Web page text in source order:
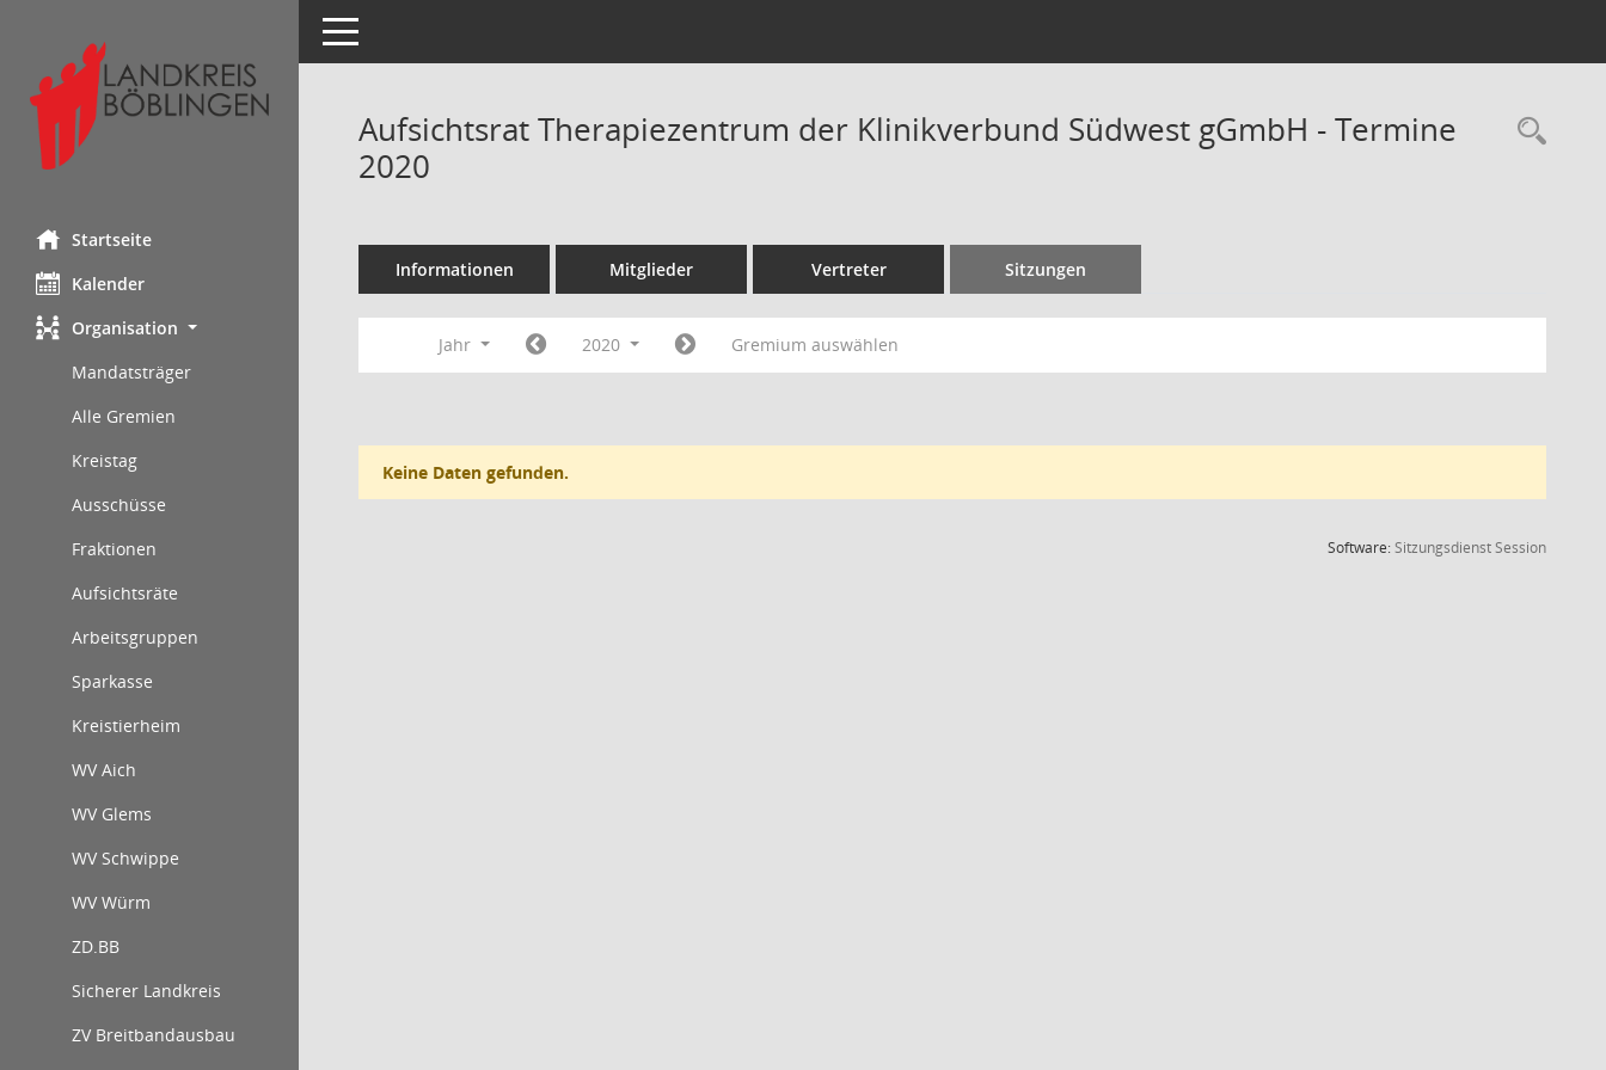
Startseite
Kalender
Organisation
Mandatsträger
Alle Gremien
Kreistag
Ausschüsse
Fraktionen
Aufsichtsräte
Arbeitsgruppen
Sparkasse
Kreistierheim
WV Aich
WV Glems
WV Schwippe
WV Würm
ZD.BB
Sicherer Landkreis
ZV Breitbandausbau
Toggle navigation
Aufsichtsrat Therapiezentrum der Klinikverbund Südwest gGmbH - Termine
2020
Informationen Mitglieder Vertreter Sitzungen
Jahr 2020 Gremium auswählen
Keine Daten gefunden.
Software:SitzungsdienstSession(Wird in